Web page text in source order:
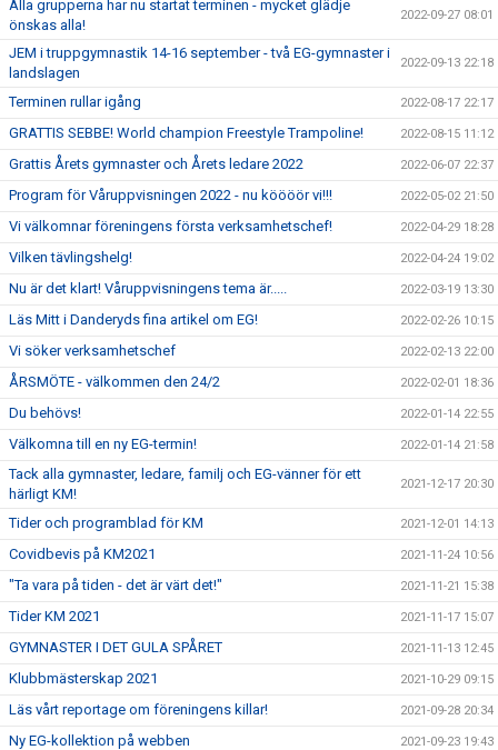
Alla grupperna har nu startat terminen - mycket glädje
önskas alla!
2022-09-27 08:01
JEM i truppgymnastik 14-16 september - två EG-gymnaster i
landslagen
2022-09-13 22:18
Terminen rullar igång 2022-08-17 22:17
GRATTIS SEBBE! World champion Freestyle Trampoline! 2022-08-15 11:12
Grattis Årets gymnaster och Årets ledare 2022 2022-06-07 22:37
Program för Våruppvisningen 2022 - nu köööör vi!!! 2022-05-02 21:50
Vi välkomnar föreningens första verksamhetschef! 2022-04-29 18:28
Vilken tävlingshelg! 2022-04-24 19:02
Nu är det klart! Våruppvisningens tema är..... 2022-03-19 13:30
Läs Mitt i Danderyds fina artikel om EG! 2022-02-26 10:15
Vi söker verksamhetschef 2022-02-13 22:00
ÅRSMÖTE - välkommen den 24/2 2022-02-01 18:36
Du behövs! 2022-01-14 22:55
Välkomna till en ny EG-termin! 2022-01-14 21:58
Tack alla gymnaster, ledare, familj och EG-vänner för ett
härligt KM!
2021-12-17 20:30
Tider och programblad för KM 2021-12-01 14:13
Covidbevis på KM2021 2021-11-24 10:56
"Ta vara på tiden - det är värt det!" 2021-11-21 15:38
Tider KM 2021 2021-11-17 15:07
GYMNASTER I DET GULA SPÅRET 2021-11-13 12:45
Klubbmästerskap 2021 2021-10-29 09:15
Läs vårt reportage om föreningens killar! 2021-09-28 20:34
Ny EG-kollektion på webben 2021-09-23 19:43